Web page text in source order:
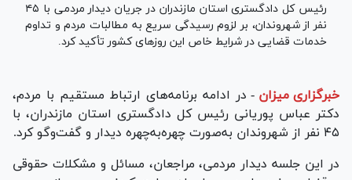
رئیس کل دادگستری استان مازندران در جریان دیدار مردمی با ۴۵
نفر از شهروندان، بر لزوم رسیدگی سریع به مطالبات مردم و تداوم
خدمات قضایی در شرایط خاص این روز‌های کشور تأکید کرد.
خبرگزاری میزان - در ادامه برنامه‌های ارتباط مستقیم با مردم،
دکتر عباس پوریانی رئیس کل دادگستری استان مازندران، با
۴۵ نفر از شهروندان به‌صورت چهره‌به‌چهره دیدار و گفت‌و‌گو کرد.
در این جلسه دیدار مردمی، مراجعان، مسائل و مشکلات حقوقی